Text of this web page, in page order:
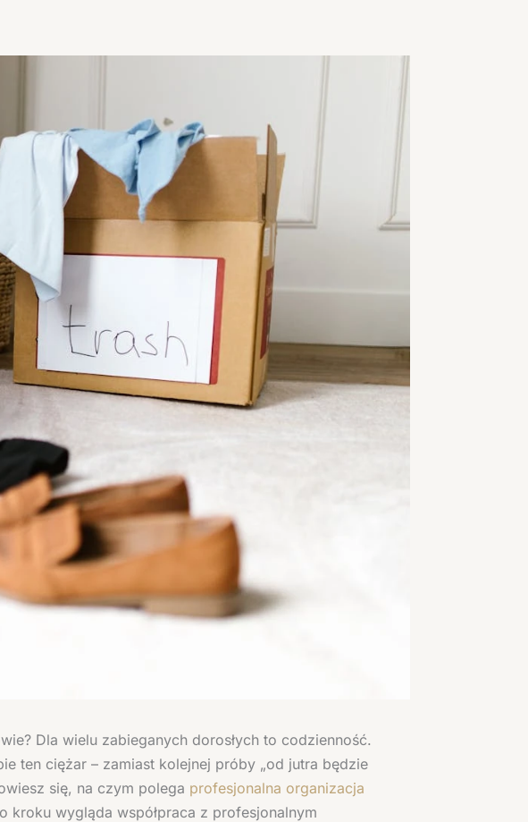
Dla wielu zabieganych dorosłych to codzienność.
ten ciężar – zamiast kolejnej próby „od jutra będzie
się, na czym polega profesjonalna organizacja
kroku wygląda współpraca z profesjonalnym